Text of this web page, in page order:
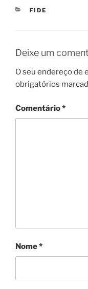
CATEGORIAS
FIDE
Deixe um
O seu endereço de
obrigatórios
Comentário*
Nome*